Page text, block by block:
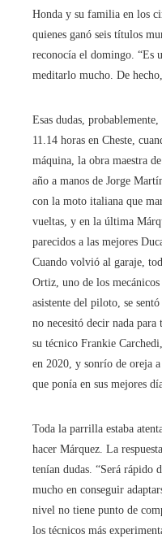
Honda y su familia en los
quienes ganó seis títulos
reconocía el domingo. “Es
meditarlo mucho. De
Esas dudas,
11.14 horas en Cheste,
máquina, la obra maestra
año a manos de Jorge
con la moto italiana que
vueltas, y en la última
parecidos a las mejores
Cuando volvió al garaje,
Ortiz, uno de los
asistente del piloto, se
no necesitó decir nada
su técnico Frankie
en 2020, y sonrío de oreja
que ponía en sus mejores
Toda la parrilla estaba
hacer Márquez. La
tenían dudas. “Será rápido
mucho en conseguir
nivel no tiene punto de
los técnicos más